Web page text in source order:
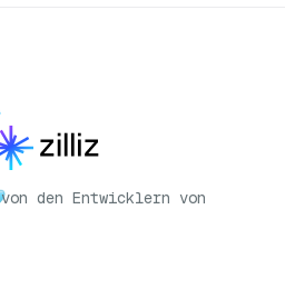
von den Entwicklern von